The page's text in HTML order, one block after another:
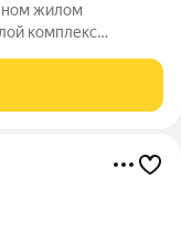
жилом
комплекс